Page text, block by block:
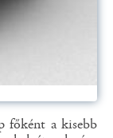
főként a kisebb